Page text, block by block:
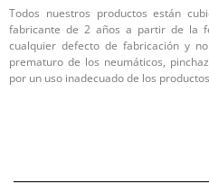
Todos nuestros productos están
fabricante de 2 años a partir de la
cualquier defecto de fabricación y
prematuro de los neumáticos,
por un uso inadecuado de los